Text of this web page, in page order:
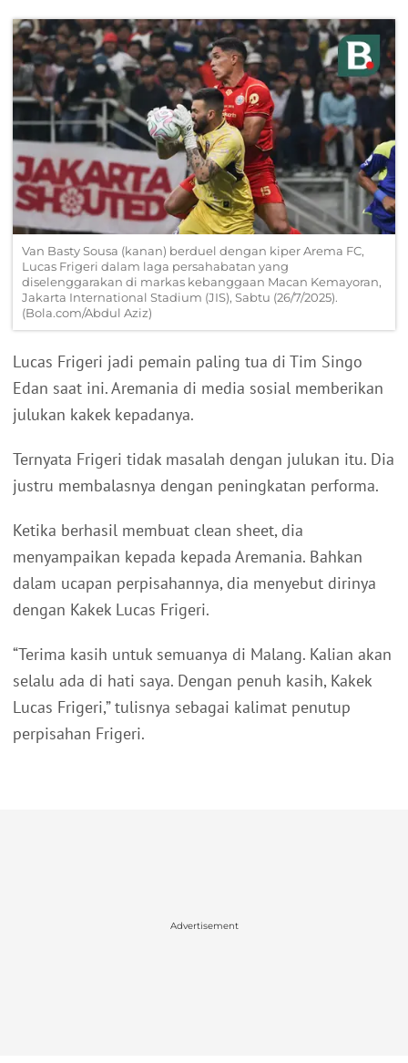
Van Basty Sousa (kanan) berduel dengan kiper Arema FC,
Lucas Frigeri dalam laga persahabatan yang
diselenggarakan di markas kebanggaan Macan Kemayoran,
Jakarta International Stadium (JIS), Sabtu (26/7/2025).
(Bola.com/Abdul Aziz)
Lucas Frigeri jadi pemain paling tua di Tim Singo
Edan saat ini. Aremania di media sosial memberikan
julukan kakek kepadanya.
Ternyata Frigeri tidak masalah dengan julukan itu. Dia
justru membalasnya dengan peningkatan performa.
Ketika berhasil membuat clean sheet, dia
menyampaikan kepada kepada Aremania. Bahkan
dalam ucapan perpisahannya, dia menyebut dirinya
dengan Kakek Lucas Frigeri.
“Terima kasih untuk semuanya di Malang. Kalian akan
selalu ada di hati saya. Dengan penuh kasih, Kakek
Lucas Frigeri,” tulisnya sebagai kalimat penutup
perpisahan Frigeri.
Advertisement